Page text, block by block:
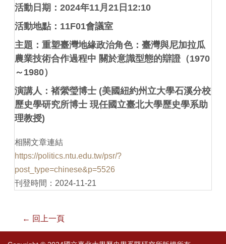
活動日期：2024年11月21日12:10
活動地點：11F01會議室
主題：重塑臺灣地緣政治角色：臺灣與尼加拉瓜
農業技術合作過程中 關於意識型態的辯證（1970
～1980）
演講人：褚縈瑩博士 (美國紐約州立大學石溪分校
歷史學研究所博士 現任國立臺北大學歷史學系助
理教授)
相關文章連結
https://politics.ntu.edu.tw/psr/?
post_type=chinese&p=5526
刊登時間：2024-11-21
← 回上一頁